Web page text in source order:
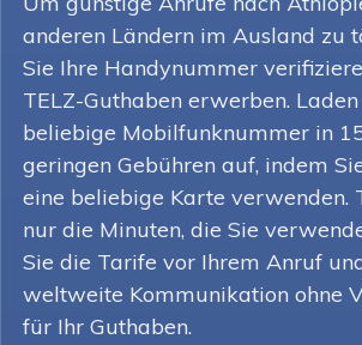
anderen Ländern im Ausland zu
Sie Ihre Handynummer
TELZ-Guthaben erwerben.
beliebige Mobilfunknummer in
geringen Gebühren auf, indem
eine beliebige Karte verwenden.
nur die Minuten, die Sie
Sie die Tarife vor Ihrem Anruf
weltweite Kommunikation ohne
für Ihr Guthaben.